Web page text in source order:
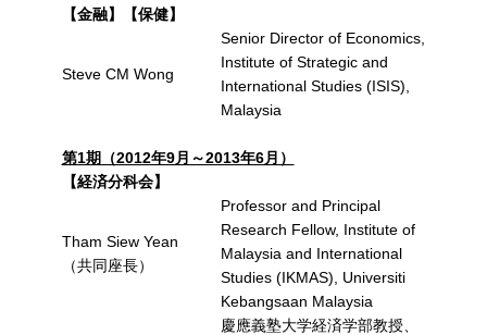
【金融】【保健】
Steve CM Wong
Senior Director of Economics,
Institute of Strategic and
International Studies (ISIS),
Malaysia
第1期（2012年9月～2013年6月）
【経済分科会】
Tham Siew Yean
（共同座長）
Professor and Principal
Research Fellow, Institute of
Malaysia and International
Studies (IKMAS), Universiti
Kebangsaan Malaysia
慶應義塾大学経済学部教授、